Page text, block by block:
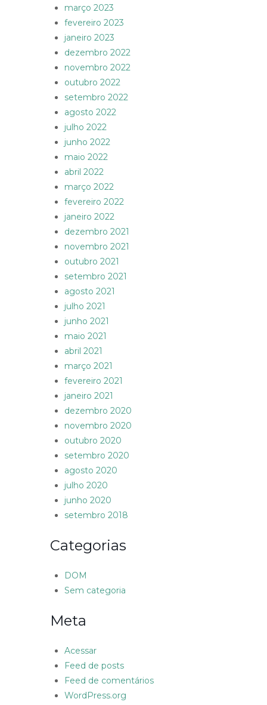
março 2023
fevereiro 2023
janeiro 2023
dezembro 2022
novembro 2022
outubro 2022
setembro 2022
agosto 2022
julho 2022
junho 2022
maio 2022
abril 2022
março 2022
fevereiro 2022
janeiro 2022
dezembro 2021
novembro 2021
outubro 2021
setembro 2021
agosto 2021
julho 2021
junho 2021
maio 2021
abril 2021
março 2021
fevereiro 2021
janeiro 2021
dezembro 2020
novembro 2020
outubro 2020
setembro 2020
agosto 2020
julho 2020
junho 2020
setembro 2018
Categorias
DOM
Sem categoria
Meta
Acessar
Feed de posts
Feed de comentários
WordPress.org